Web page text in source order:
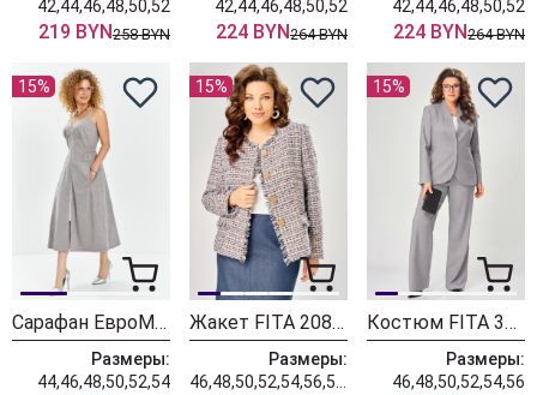
42,44,46,48,50,52
219 BYN258 BYN
42,44,46,48,50,52
224 BYN264 BYN
42,44,46,48,50,52
224 BYN264 BYN
15%
Сарафан ЕвроМода 741 серый + розовая полоска
Размеры:
44,46,48,50,52,54
15%
Жакет FITA 20803 бежевый + деним
Размеры:
15%
Костюм FITA 3402 серо-бежевый
Размеры:
46,48,50,52,54,56